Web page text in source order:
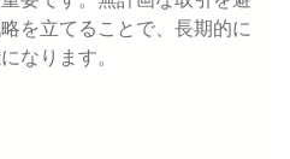
を立てることで、長期的に
なります。